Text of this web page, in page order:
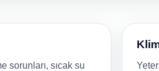
sorunları, sıcak su